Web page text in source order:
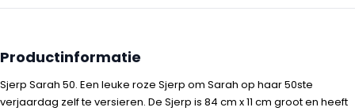
Productinformatie
Sjerp Sarah 50. Een leuke roze Sjerp om Sarah op haar 50ste
verjaardag zelf te versieren. De Sjerp is 84 cm x 11 cm groot en heeft